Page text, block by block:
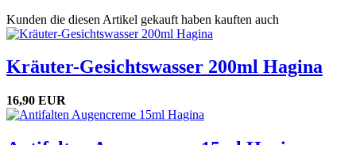
Kunden die diesen Artikel gekauft haben kauften auch
Kräuter-Gesichtswasser 200ml Hagina
16,90 EUR